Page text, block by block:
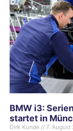
BMW i3:
startet in
Dirk Kunde 7. August